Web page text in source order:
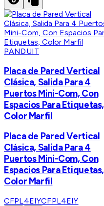
PANDUIT
Placa de Pared Vertical
Clásica, Salida Para 4
Puertos Mini-Com, Con
Espacios Para Etiquetas,
Color Marfil
Placa de Pared Vertical
Clásica, Salida Para 4
Puertos Mini-Com, Con
Espacios Para Etiquetas,
Color Marfil
CFPL4EIYCFPL4EIY